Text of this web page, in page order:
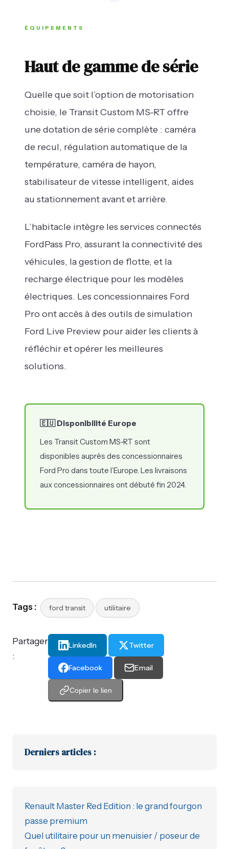
ÉQUIPEMENTS
Haut de gamme de série
Quelle que soit l’option de motorisation
choisie, le Transit Custom MS-RT offre
une dotation de série complète : caméra
de recul, régulation automatique de la
température, caméra de hayon,
stabilisateur de vitesse intelligent, aides
au stationnement avant et arrière.
L’habitacle intègre les services connectés
FordPass Pro, assurant la connectivité des
véhicules, la gestion de flotte, et la
recharge électrique pour les modèles
électriques. Les concessionnaires Ford
Pro ont accès à des outils de simulation
Ford Live Preview pour aider les clients à
réfléchir et opérer les meilleures
solutions.
🇪🇺 Disponibilité Europe
Les Transit Custom MS-RT sont
disponibles auprès des concessionnaires
Ford Pro dans toute l’Europe. Les livraisons
aux concessionnaires ont débuté fin 2024.
Tags : ford transit utilitaire
Partager
:
LinkedIn Twitter
Facebook Email
Copier le lien
Derniers articles :
Renault Master Red Edition : le grand fourgon
passe premium
Quel utilitaire pour un menuisier / poseur de